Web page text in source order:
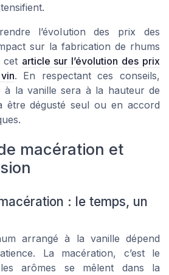
l’évolution des prix des
sur la fabrication de rhums
cet article sur l’évolution des prix
. En respectant ces conseils,
la vanille sera à la hauteur de
être dégusté seul ou en accord
macération et
: le temps, un
arrangé à la vanille dépend
La macération, c’est le
arômes se mêlent dans la